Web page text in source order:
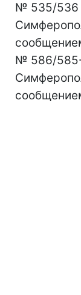
№ 535/536
№ 586/